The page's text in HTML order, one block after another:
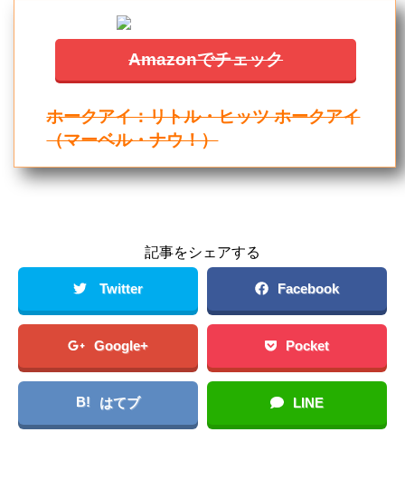
Amazonでチェック
ホークアイ：リトル・ヒッツ ホークアイ
（マーベル・ナウ！）
記事をシェアする
Twitter Facebook
Google+ Pocket
B! はてブ LINE